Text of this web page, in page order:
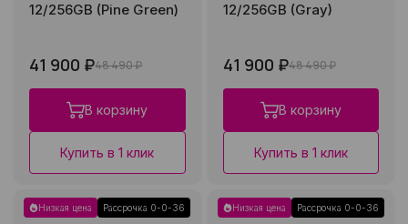
12/256GB (Pine Green)
41 900 ₽48 490 ₽
В корзину
Купить в 1 клик
12/256GB (Gray)
41 900 ₽48 490 ₽
В корзину
Купить в 1 клик
Низкая цена Рассрочка 0-0-36 Низкая цена Рассрочка 0-0-36